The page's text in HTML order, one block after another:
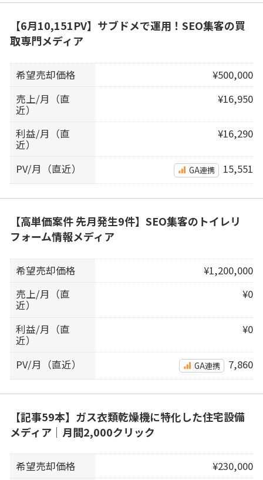
【6月10,151PV】サブドメで運用！SEO集客の買
取専門メディア
希望売却価格
¥500,000
売上/月（直
近）
¥16,950
利益/月（直
近）
¥16,290
PV/月（直近） GA連携 15,551
【高単価案件 先月発生9件】SEO集客のトイレリ
フォーム情報メディア
希望売却価格
¥1,200,000
売上/月（直
近）
¥0
利益/月（直
近）
¥0
PV/月（直近） GA連携 7,860
【記事59本】ガス衣類乾燥機に特化した住宅設備
メディア｜月間2,000クリック
希望売却価格
¥230,000